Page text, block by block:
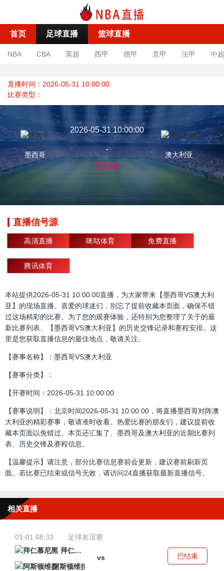
首页 足球直播 篮球直播
NBA CBA 英超 西甲 德甲 意甲 法甲 中超
直播时间：2026-05-31 10:00:00
比赛类型：
墨西哥
2026-05-31 10:00:00
-
已结束
澳大利亚
直播信号源
高清直播 咪咕体育 免费直播
腾讯体育
本站提供2026-05-31 10:00:00直播，为大家带来【墨西哥VS澳大利
亚】的现场直播。喜爱的球迷们，别忘了提前收藏本页面，确保不错
过这场精彩的比赛。为了您的观赛体验，还特别为您整理了关于的最
新比赛列表、【墨西哥VS澳大利亚】的历史交锋记录和赛程安排。这
里是您获取直播信息的最佳地点，敬请关注。
【赛事名称】：墨西哥VS澳大利亚
【赛事分类】：
【开赛时间：2026-05-31 10:00:00
【赛事说明】：北京时间2026-05-31 10:00:00，将直播墨西哥对阵澳
大利亚的精彩赛事，敬请准时收看。热爱比赛的朋友们，建议提前收
藏本页面以免错过。本页还汇集了、墨西哥及澳大利亚的近期比赛列
表、历史交锋及赛程信息。
【温馨提示】请注意，部分比赛信息赛前会更新，建议赛前刷新页
面。若比赛已结束或信号无效，请访问24直播获取最新直播信号。
相关直播
01-01 08:33
足球友谊赛
拜仁慕尼黑
vs
阿斯顿维拉
已结束